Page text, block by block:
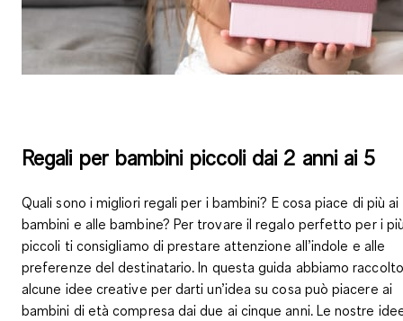
Regali per bambini piccoli dai 2 anni ai 5
Quali sono i migliori regali per i bambini? E cosa piace di più ai
bambini e alle bambine? Per trovare il regalo perfetto per i
piccoli ti consigliamo di prestare attenzione all’indole e alle
preferenze del destinatario. In questa guida abbiamo raccolto
alcune idee creative per darti un’idea su cosa può piacere ai
bambini di età compresa dai due ai cinque anni. Le nostre